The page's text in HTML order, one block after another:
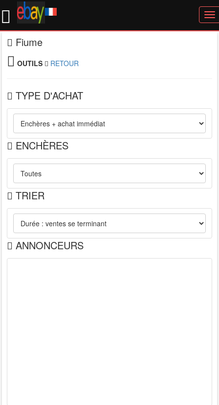
Fiume
OUTILS RETOUR
TYPE D'ACHAT
ENCHÈRES
TRIER
ANNONCEURS